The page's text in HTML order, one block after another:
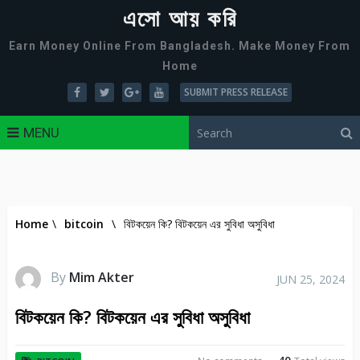
এসো আয় করি
Earn Money Online From Bangladesh. Make Money From
Home
SUBMIT PRESS RELEASE
MENU
Home \ bitcoin \ বিটকয়েন কি? বিটকয়েন এর সুবিধা অসুবিধা
By Mim Akter JUN 25, 2024
বিটকয়েন কি? বিটকয়েন এর সুবিধা অসুবিধা